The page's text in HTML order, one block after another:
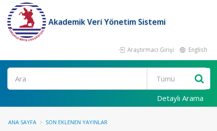
Akademik Veri Yönetim Sistemi
Araştırmacı Girişi English
Ara
Detaylı Arama
ANA SAYFA SON EKLENEN YAYINLAR